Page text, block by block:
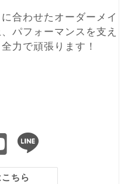
合わせたオーダーメイ
パフォーマンスを支え
力で頑張ります！
ちら